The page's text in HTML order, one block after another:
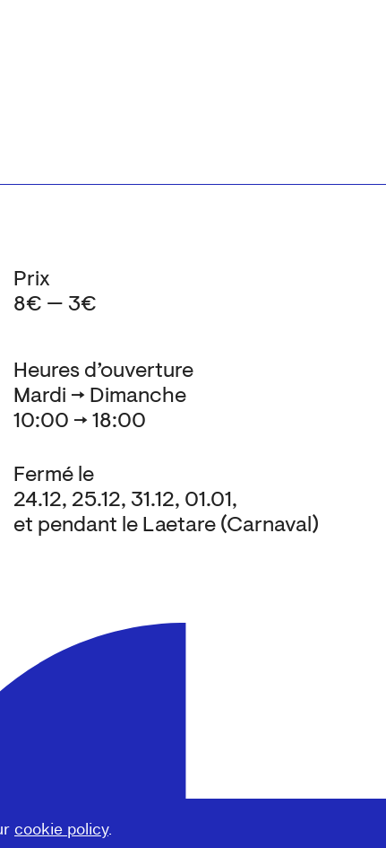
cookie policy.
Heures d’ouverture
Mardi → Dimanche
10:00 → 18:00
Fermé le
24.12, 25.12, 31.12, 01.01,
et pendant le Laetare (Carnaval)
Prix
8€ — 3€